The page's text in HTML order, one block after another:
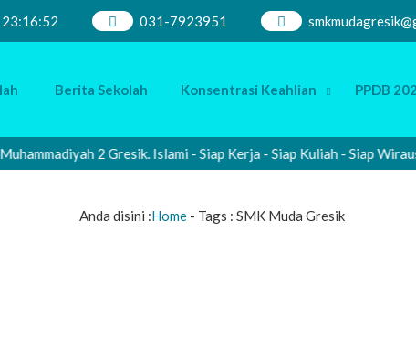
23:16:52 031-7923951
Berita Sekolah Konsentrasi Keahlian PPDB
2 Gresik. Islami - Siap Kerja - Siap Kuliah - Siap
Anda disini :Home- Tags : SMK Muda Gresik